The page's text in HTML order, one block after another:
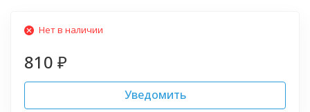
Нет в наличии
810 ₽
Уведомить